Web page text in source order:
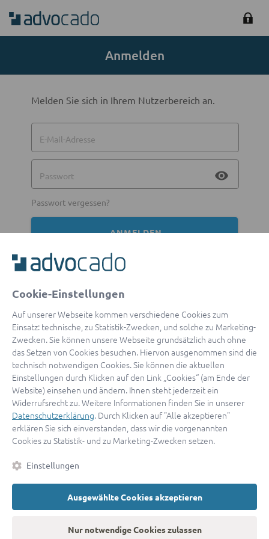
Anmelden
Melden Sie sich in Ihrem Nutzerbereich an.
E-Mail-Adresse
Passwort visibility
Passwort vergessen?
ANMELDEN
Mit Apple anmelden
Sign in with Google
By continuing, you are indicating that you accept ourTerms of
ServiceandPrivacy Policy.
Sie haben noch keinen Zugang?Hier registrieren
oder als Anwalt registrieren.
© 2026 advocado
Cookie-Einstellungen
Auf unserer Webseite kommen verschiedene Cookies zum
Einsatz: technische, zu Statistik-Zwecken, und solche zu Marketing-
Zwecken. Sie können unsere Webseite grundsätzlich auch ohne
das Setzen von Cookies besuchen. Hiervon ausgenommen sind die
technisch notwendigen Cookies. Sie können die aktuellen
Einstellungen durch Klicken auf den Link „Cookies“ (am Ende der
Website) einsehen und ändern. Ihnen steht jederzeit ein
Widerrufsrecht zu. Weitere Informationen finden Sie in unserer
Datenschutzerklärung. Durch Klicken auf "Alle akzeptieren"
erklären Sie sich einverstanden, dass wir die vorgenannten
Cookies zu Statistik- und zu Marketing-Zwecken setzen.
Einstellungen
Ausgewählte Cookies akzeptieren
Nur notwendige Cookies zulassen